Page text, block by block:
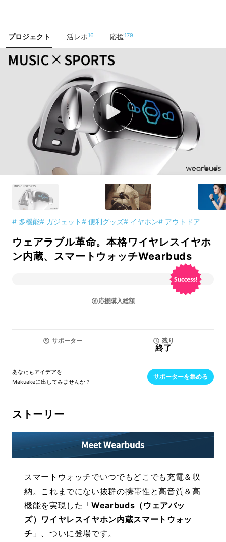
プロジェクト 活レポ16 応援179
# 多機能# ガジェット# 便利グッズ# イヤホン# アウトドア
ウェアラブル革命。本格ワイヤレスイヤホ
ン内蔵、スマートウォッチWearbuds
応援購入総額
サポーター 残り
終了
あなたもアイデアを
Makuakeに出してみませんか？
サポーターを集める
ストーリー
スマートウォッチでいつでもどこでも充電＆収
納。これまでにない抜群の携帯性と高音質＆高
機能を実現した「Wearbuds（ウェアバッ
ズ）ワイヤレスイヤホン内蔵スマートウォッ
チ 」、ついに登場です。